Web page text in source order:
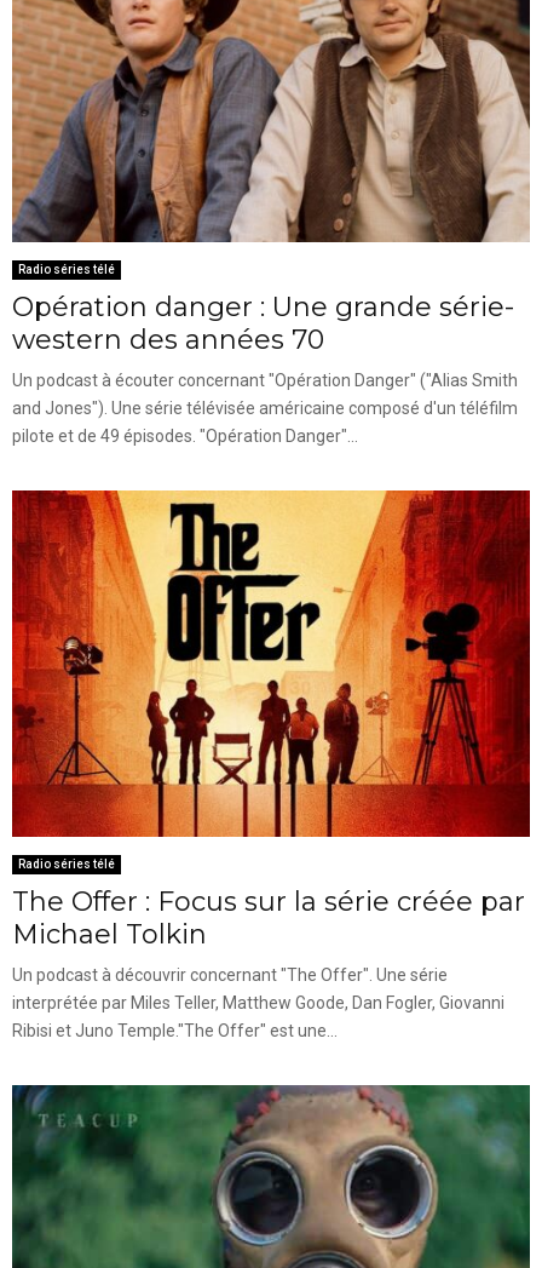
Radio séries télé
Opération danger : Une grande série-
western des années 70
Un podcast à écouter concernant "Opération Danger" ("Alias Smith
and Jones"). Une série télévisée américaine composé d'un téléfilm
pilote et de 49 épisodes. "Opération Danger"...
Radio séries télé
The Offer : Focus sur la série créée par
Michael Tolkin
Un podcast à découvrir concernant "The Offer". Une série
interprétée par Miles Teller, Matthew Goode, Dan Fogler, Giovanni
Ribisi et Juno Temple."The Offer" est une...